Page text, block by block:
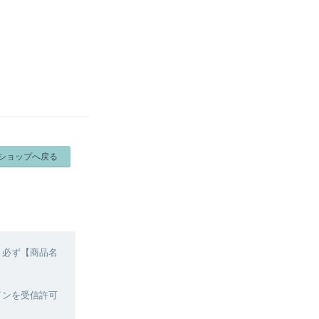
ョップへ戻る
ず【商品名
を受信許可